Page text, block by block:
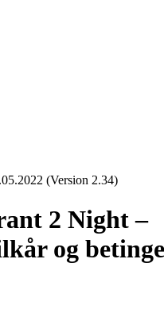
(Version 2.34)
2 Night –
og